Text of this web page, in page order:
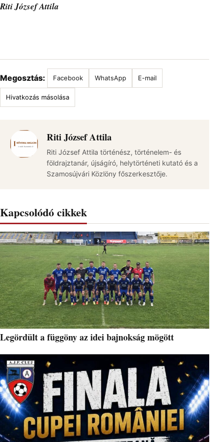
Riti József Attila
Megosztás: Facebook WhatsApp E-mail
Hivatkozás másolása
Riti József Attila
Riti József Attila történész, történelem- és
földrajztanár, újságíró, helytörténeti kutató és a
Szamosújvári Közlöny főszerkesztője.
Kapcsolódó cikkek
Legördült a függöny az idei bajnokság mögött